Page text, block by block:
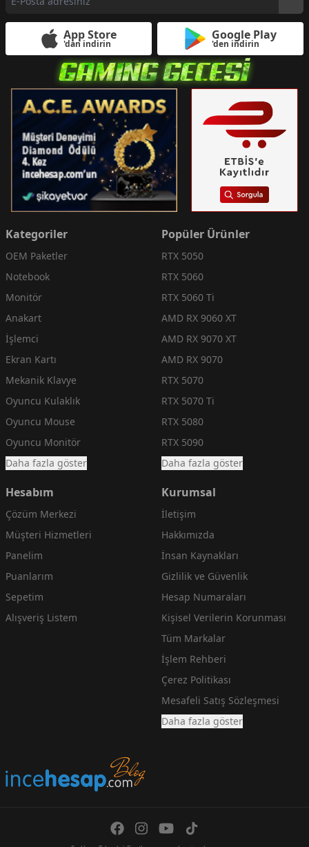
App Store
'dan indirin
Google Play
'den indirin
Kategoriler
OEM Paketler
Notebook
Monitör
Anakart
İşlemci
Ekran Kartı
Mekanik Klavye
Oyuncu Kulaklık
Oyuncu Mouse
Oyuncu Monitör
Daha fazla göster
Popüler Ürünler
RTX 5050
RTX 5060
RTX 5060 Ti
AMD RX 9060 XT
AMD RX 9070 XT
AMD RX 9070
RTX 5070
RTX 5070 Ti
RTX 5080
RTX 5090
Daha fazla göster
Hesabım
Çözüm Merkezi
Müşteri Hizmetleri
Panelim
Puanlarım
Sepetim
Alışveriş Listem
Kurumsal
İletişim
Hakkımızda
İnsan Kaynakları
Gizlilik ve Güvenlik
Hesap Numaraları
Kişisel Verilerin Korunması
Tüm Markalar
İşlem Rehberi
Çerez Politikası
Mesafeli Satış Sözleşmesi
Daha fazla göster